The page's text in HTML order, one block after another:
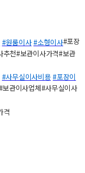
#원룸이사#소형이사#포장
추천#보관이사가격#보관
#사무실이사비용 #포장이
관이사업체#사무실이사
격